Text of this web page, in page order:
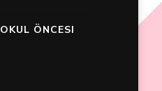
OKUL ÖNCESI